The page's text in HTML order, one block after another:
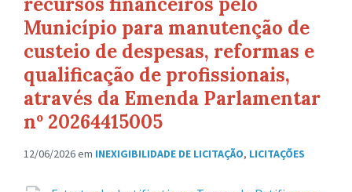
Município para manutenção de
custeio de despesas, reformas e
qualificação de profissionais,
através da Emenda Parlamentar
nº 20264415005
12/06/2026em INEXIGIBILIDADE DE LICITAÇÃO, LICITAÇÕES